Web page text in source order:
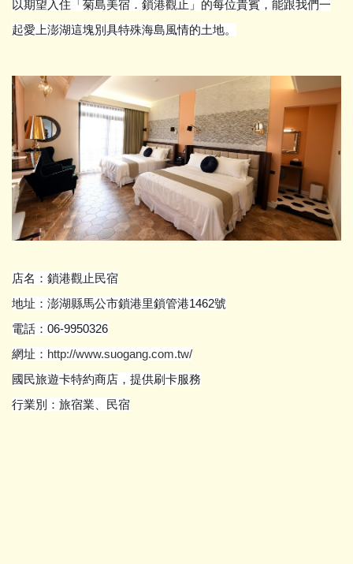
以期望入住「菊島美宿．鎖港觀止」的每位貴賓，能跟我們一
起愛上澎湖這塊別具特殊海島風情的土地。
店名：鎖港觀止民宿
地址：澎湖縣馬公市鎖港里鎖管港1462號
電話：06-9950326
網址： http://www.suogang.com.tw/
國民旅遊卡特約商店，提供刷卡服務
行業別：旅宿業、民宿